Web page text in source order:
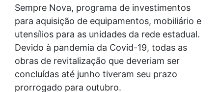
Sempre Nova, programa de investimentos
para aquisição de equipamentos, mobiliário e
utensílios para as unidades da rede estadual.
Devido à pandemia da Covid-19, todas as
obras de revitalização que deveriam ser
concluídas até junho tiveram seu prazo
prorrogado para outubro.